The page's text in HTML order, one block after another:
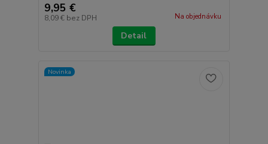
9,95 €
8,09 € bez DPH Na objednávku
Detail
Novinka